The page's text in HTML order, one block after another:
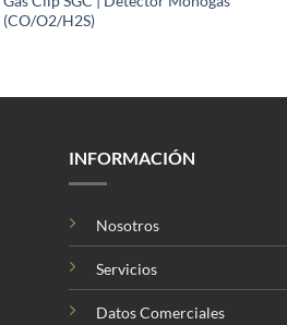
(CO/O2/H2S)
INFORMACIÓN
Nosotros
Servicios
Datos Comerciales